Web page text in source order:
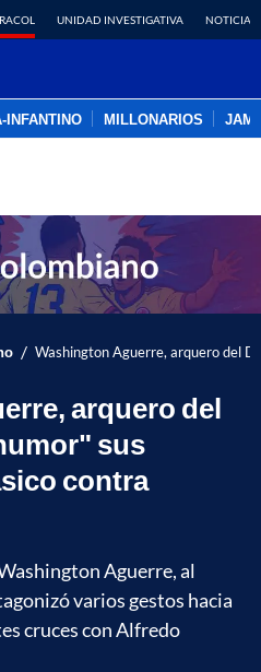
UNIDAD INVESTIGATIVA NOTICIAS
INFANTINO MILLONARIOS
/ Washington Aguerre, arquero del
arquero del
sus
contra
Aguerre, al
varios gestos hacia
cruces con Alfredo